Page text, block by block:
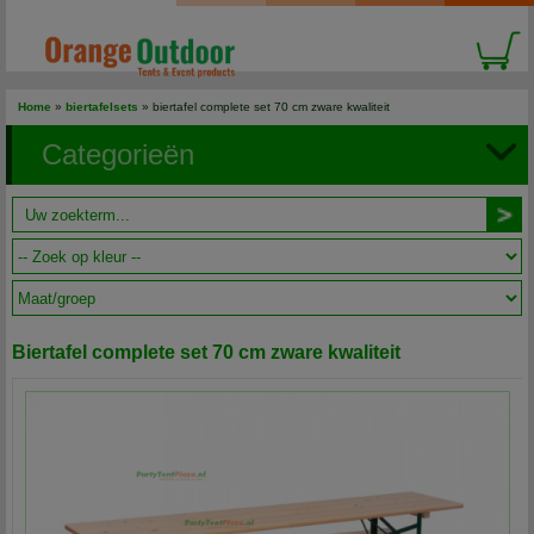
Home » biertafelsets » biertafel complete set 70 cm zware kwaliteit
Categorieën
Biertafel complete set 70 cm zware kwaliteit